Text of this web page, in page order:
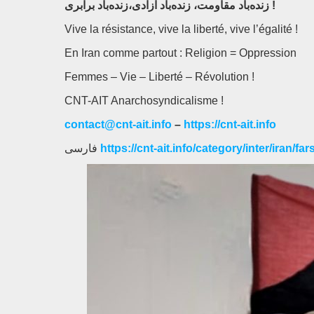
زنده‌باد مقاومت، زنده‌باد آزادی،زنده‌باد برابری !
Vive la résistance, vive la liberté, vive l’égalité !
En Iran comme partout : Religion = Oppression
Femmes – Vie – Liberté – Révolution !
CNT-AIT Anarchosyndicalisme !
contact@cnt-ait.info – https://cnt-ait.info
https://cnt-ait.info/category/inter/iran/